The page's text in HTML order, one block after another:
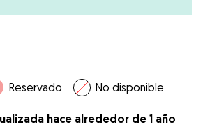
Reservado No disponible
hace alrededor de 1 año